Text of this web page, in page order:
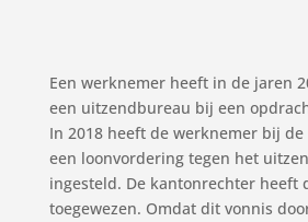
Een werknemer heeft in de jaren
een uitzendbureau bij een
In 2018 heeft de werknemer bij
een loonvordering tegen het
ingesteld. De kantonrechter heeft
toegewezen. Omdat dit vonnis